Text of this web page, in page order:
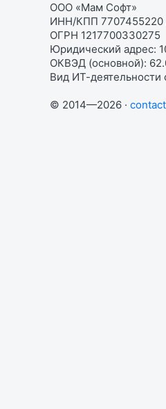
ООО «Мам Софт»
ИНН/КПП 7707455220
ОГРН 1217700330275
Юридический адрес:
ОКВЭД (основной):
Вид ИТ-деятельности
© 2014—2026 ·